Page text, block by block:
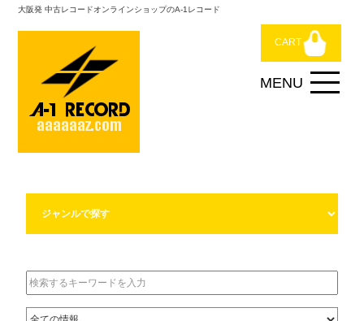
大阪発 中古レコードオンラインショップのA-1レコード
CART